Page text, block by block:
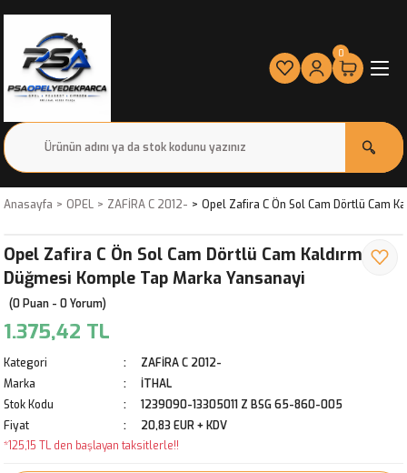
0
Anasayfa OPEL ZAFİRA C 2012- Opel Zafira C Ön Sol Cam Dörtlü Cam
Opel Zafira C Ön Sol Cam Dörtlü Cam Kaldırma
Düğmesi Komple Tap Marka Yansanayi
(0 Puan - 0 Yorum)
1.375,42 TL
Kategori
ZAFİRA C 2012-
Marka
İTHAL
Stok Kodu
1239090-13305011 Z BSG 65-860-005
Fiyat
20,83 EUR + KDV
*125,15 TL den başlayan taksitlerle!!